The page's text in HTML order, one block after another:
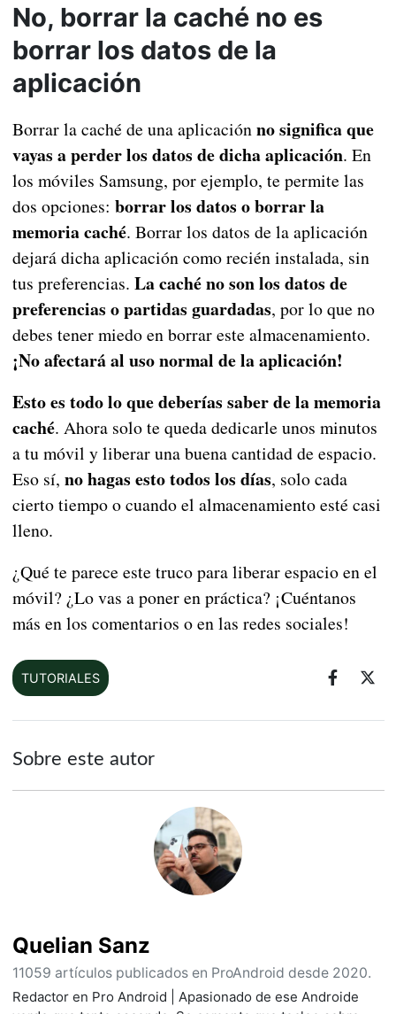
No, borrar la caché no es
borrar los datos de la
aplicación
Borrar la caché de una aplicaciónno significa que
vayas a perder los datos de dicha aplicación. En
los móviles Samsung, por ejemplo, te permite las
dos opciones: borrar los datos o borrar la
memoria caché. Borrar los datos de la aplicación
dejará dicha aplicación como recién instalada, sin
tus preferencias. La caché no son los datos de
preferencias o partidas guardadas, por lo que no
debes tener miedo en borrar este almacenamiento.
¡No afectará al uso normal de la aplicación!
Esto es todo lo que deberías saber de la memoria
caché. Ahora solo te queda dedicarle unos minutos
a tu móvil y liberar una buena cantidad de espacio.
Eso sí, no hagas esto todos los días, solo cada
cierto tiempo o cuando el almacenamiento esté casi
lleno.
¿Qué te parece este truco para liberar espacio en el
móvil? ¿Lo vas a poner en práctica? ¡Cuéntanos
más en los comentarios o en las redes sociales!
TUTORIALES
Sobre este autor
Quelian Sanz
11059 artículos publicados en ProAndroid desde 2020.
Redactor en Pro Android | Apasionado de ese Androide